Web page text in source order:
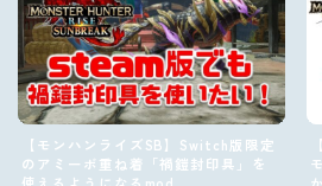
【モンハンライズSB】Switch版限定
のアミーボ重ね着「禍鎧封印具」を
使えるようになるmod